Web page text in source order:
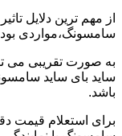
از مهم ترین دلایل
سامسونگ،مواردی
به صورت تقریبی می
باشد.
برای استعلام قیمت